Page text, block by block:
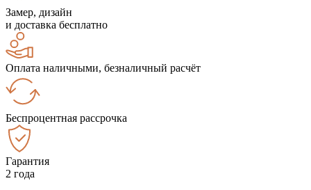
Замер, дизайн
и доставка бесплатно
Оплата наличными, безналичный расчёт
Беспроцентная рассрочка
Гарантия
2 года